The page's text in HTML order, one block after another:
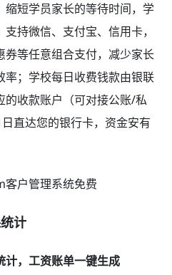
缩短学员家长的等待时间，学
持微信、支付宝、信用卡，
券等任意组合支付，减少家长
；学校每日收费钱款由银联
的收款账户（可对接公账/私
直达您的银行卡，资金安有
计
计，工资账单一键生成